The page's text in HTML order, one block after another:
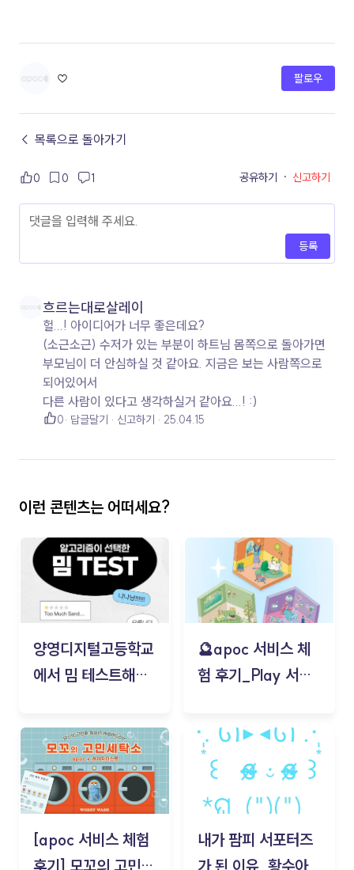
♡ 팔로우
← 목록으로 돌아가기
0 0 1 공유하기 · 신고하기
등록
흐르는대로살레이
헐...! 아이디어가 너무 좋은데요?
(소근소근) 수저가 있는 부분이 하트님 몸쪽으로 돌아가면
부모님이 더 안심하실 것 같아요. 지금은 보는 사람쪽으로
되어있어서
0 답글달기 신고하기 25.04.15
이런 콘텐츠는 어떠세요?
양영디지털고등학교
에서 밈 테스트해보
🔮apoc 서비스 체
험 후기_Play 서비
김태현
[apoc 서비스 체험
후기] 모꼬의 고민세
내가 팜피 서포터즈
가 된 이유_황수아